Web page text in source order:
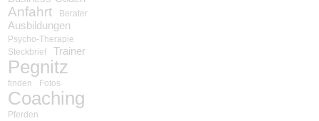
Anfahrt Berater
Ausbildungen
Psycho-Therapie
Steckbrief
Trainer
Pegnitz
finden Fotos
Coaching
Pferden